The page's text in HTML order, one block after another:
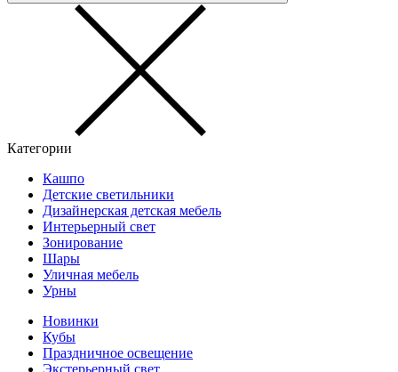
Категории
Кашпо
Детские светильники
Дизайнерская детская мебель
Интерьерный свет
Зонирование
Шары
Уличная мебель
Урны
Новинки
Кубы
Праздничное освещение
Экстерьерный свет